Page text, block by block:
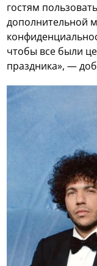
гостям
дополнительной
чтобы все были
праздника», —